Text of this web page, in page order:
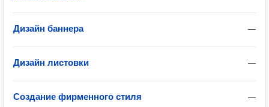
—
Дизайн баннера
—
Дизайн листовки
—
Создание фирменного стиля